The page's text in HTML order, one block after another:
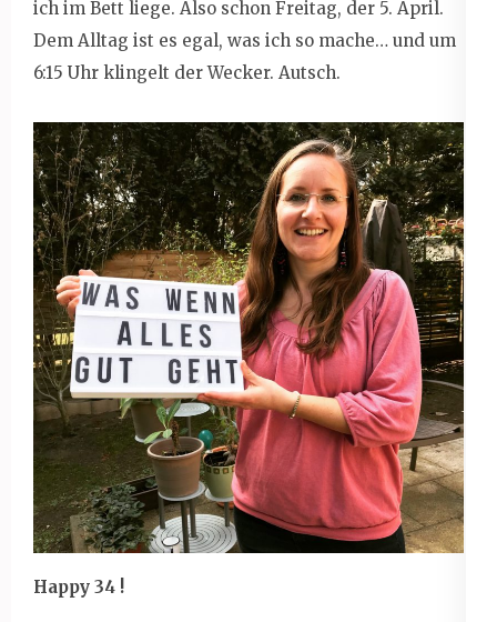
ich im Bett liege. Also schon Freitag, der 5. April.
Dem Alltag ist es egal, was ich so mache… und um
6:15 Uhr klingelt der Wecker. Autsch.
Happy 34 !